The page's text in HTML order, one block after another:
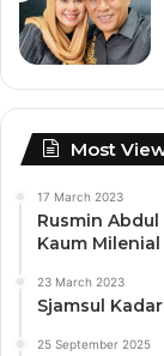
Most
17 March 2023
Rusmin Abdul
Kaum Milenial
23 March 2023
Sjamsul
25 September 2025